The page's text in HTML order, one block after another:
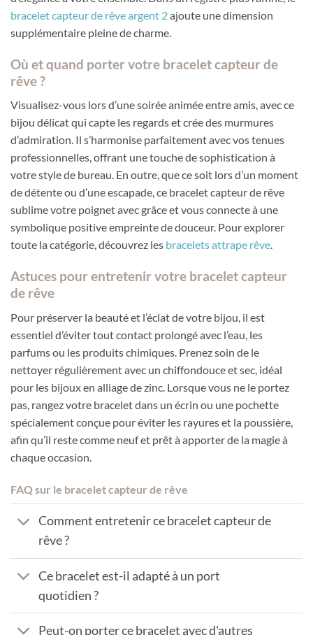
bracelet capteur de rêve argent 2ajoute une dimension
supplémentaire pleine de charme.
Où et quand porter votre bracelet capteur de
rêve ?
Visualisez-vous lors d’une soirée animée entre amis, avec ce
bijou délicat qui capte les regards et crée des murmures
d’admiration. Il s’harmonise parfaitement avec vos tenues
professionnelles, offrant une touche de sophistication à
votre style de bureau. En outre, que ce soit lors d’un moment
de détente ou d’une escapade, ce bracelet capteur de rêve
sublime votre poignet avec grâce et vous connecte à une
symbolique positive empreinte de douceur. Pour explorer
toute la catégorie, découvrez les bracelets attrape rêve.
Astuces pour entretenir votre bracelet capteur
de rêve
Pour préserver la beauté et l’éclat de votre bijou, il est
essentiel d’éviter tout contact prolongé avec l’eau, les
parfums ou les produits chimiques. Prenez soin de le
nettoyer régulièrement avec un chiffondouce et sec, idéal
pour les bijoux en alliage de zinc. Lorsque vous ne le portez
pas, rangez votre bracelet dans un écrin ou une pochette
spécialement conçue pour éviter les rayures et la poussière,
afin qu’il reste comme neuf et prêt à apporter de la magie à
chaque occasion.
FAQ sur le bracelet capteur de rêve
Comment entretenir ce bracelet capteur de
rêve ?
Ce bracelet est-il adapté à un port
quotidien ?
Peut-on porter ce bracelet avec d'autres